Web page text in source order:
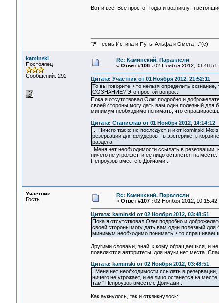
Вот и все. Все просто. Тогда и возникнут
"Я - есмь Истина и Путь, Альфа и Омега ..."(с)
kaminski
Постоялец
Сообщений: 292
Re: Каминский. Параллели
« Ответ #106 : 02 Ноября 2012, 03:48:51
Цитата: Участник от 01 Ноября 2012, 21:52:11
То вы говорите, что нельзя определить
СОЗНАНИЕ? Это простой вопрос.
Пока я отсутствовал Олег подробно и
своей стороны могу дать вам один полезный для
минимум необходимо понимать, что
Цитата: Станислав от 01 Ноября 2012, 14:14:12
... Ничего также не последует и и от
резервации для флудеров - в эзотерике, в
раздела.
. Меня нет необходимости ссылать в
ничего не угрожает, и ее лицо останется на
Пенроузов вместе с Дойчами...
Участник
Гость
Re: Каминский. Параллели
« Ответ #107 : 02 Ноября 2012, 10:15:42
Цитата: kaminski от 02 Ноября 2012, 03:48:51
Пока я отсутствовал Олег подробно и
своей стороны могу дать вам один полезный для
минимум необходимо понимать, что
Другими словами, знай, к кому обращаешься, и
появляются авторитеты, для науки нет места.
Цитата: kaminski от 02 Ноября 2012, 03:48:51
. Меня нет необходимости ссылать в
ничего не угрожает, и ее лицо останется на
там" Пенроузов вместе с Дойчами...
Как аукнулось, так и откликнулось: